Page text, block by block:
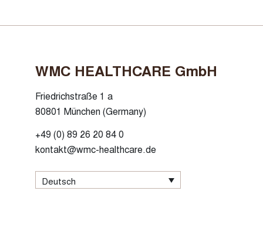
WMC HEALTHCARE GmbH
Friedrichstraße 1 a
80801 München (Germany)
+49 (0) 89 26 20 84 0
kontakt@wmc-healthcare.de
Deutsch